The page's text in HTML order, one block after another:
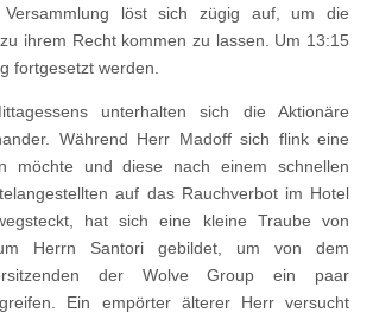
löst sich zügig auf, um die
ihrem Recht kommen zu lassen. Um 13:15
fortgesetzt werden.
unterhalten sich die Aktionäre
Während Herr Madoff sich flink eine
möchte und diese nach einem schnellen
auf das Rauchverbot im Hotel
hat sich eine kleine Traube von
um Herrn Santori gebildet, um von dem
der Wolve Group ein paar
Ein empörter älterer Herr versucht